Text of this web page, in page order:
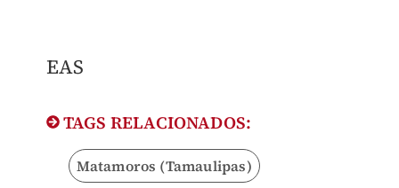
EAS
TAGS RELACIONADOS:
Matamoros (Tamaulipas)